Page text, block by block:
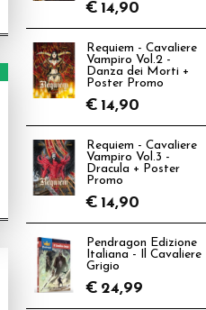
€ 14,90
Requiem - Cavaliere
Vampiro Vol.2 -
Danza dei Morti +
Poster Promo
€ 14,90
Requiem - Cavaliere
Vampiro Vol.3 -
Dracula + Poster
Promo
€ 14,90
Pendragon Edizione
Italiana - Il Cavaliere
Grigio
€ 24,99